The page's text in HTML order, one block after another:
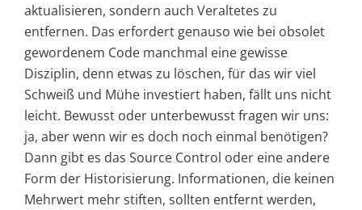
aktualisieren, sondern auch Veraltetes zu
entfernen. Das erfordert genauso wie bei obsolet
gewordenem Code manchmal eine gewisse
Disziplin, denn etwas zu löschen, für das wir viel
Schweiß und Mühe investiert haben, fällt uns nicht
leicht. Bewusst oder unterbewusst fragen wir uns:
ja, aber wenn wir es doch noch einmal benötigen?
Dann gibt es das Source Control oder eine andere
Form der Historisierung. Informationen, die keinen
Mehrwert mehr stiften, sollten entfernt werden,